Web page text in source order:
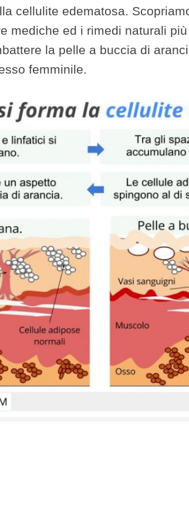
cellulite edematosa.
mediche ed i rimedi naturali
la pelle a buccia di
femminile.